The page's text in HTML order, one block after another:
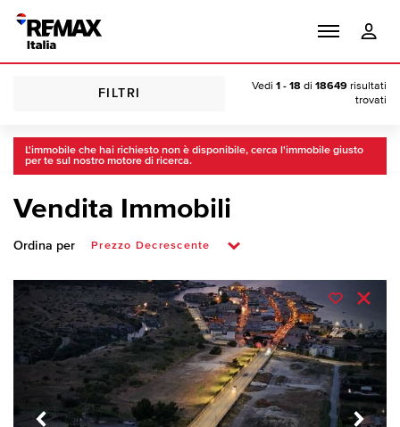
FILTRI
Vedi 1 - 18 di 18649 risultati
trovati
L'immobile che hai richiesto non è disponibile, cerca l'immobile giusto
per te sul nostro motore di ricerca.
Vendita Immobili
Ordina per